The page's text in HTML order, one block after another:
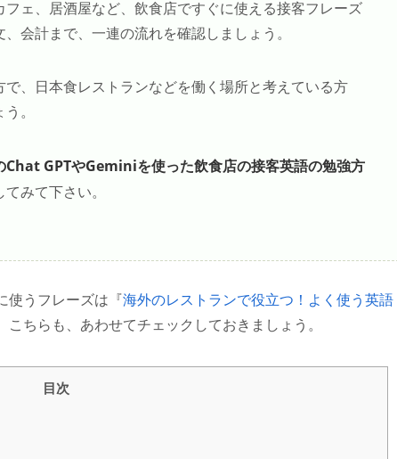
ェ、居酒屋など、飲食店ですぐに使える接客フレーズ
会計まで、一連の流れを確認しましょう。
、日本食レストランなどを働く場所と考えている方
。
Chat GPTやGeminiを使った飲食店の接客英語の勉強方
みて下さい。
使うフレーズは『海外のレストランで役立つ！よく使う英語
こちらも、あわせてチェックしておきましょう。
目次